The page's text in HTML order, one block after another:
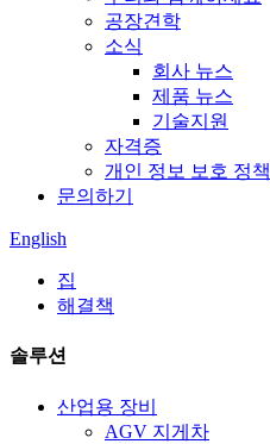
공장견학
소식
회사 뉴스
제품 뉴스
기술지원
자격증
개인 정보 보호 정책
문의하기
English
집
해결책
솔루션
산업용 장비
AGV 지게차